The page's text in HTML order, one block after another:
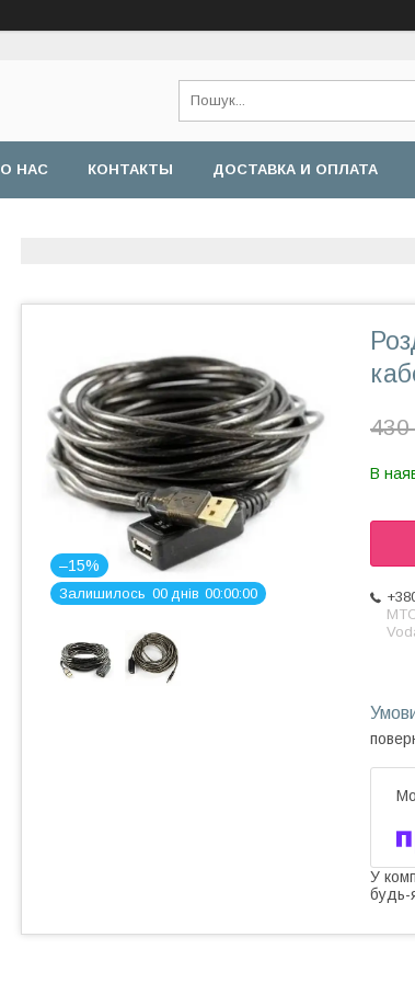
О НАС КОНТАКТЫ ДОСТАВКА И ОПЛАТА
–15%
Залишилось 00 днів 00 00 00
430
В
У
будь-